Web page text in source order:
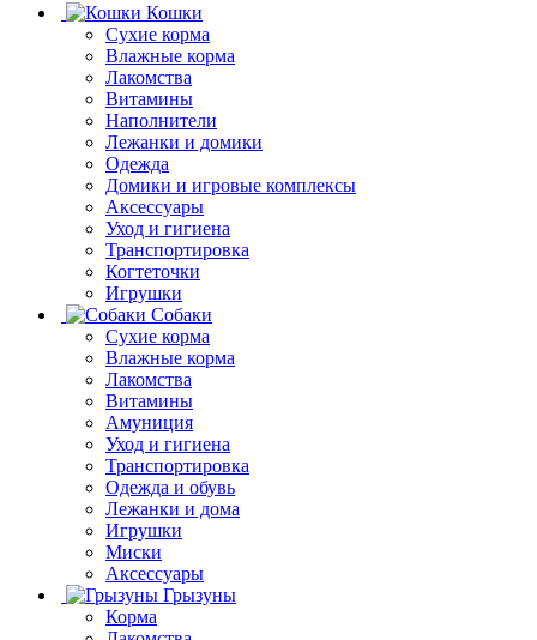
Кошки
Сухие корма
Влажные корма
Лакомства
Витамины
Наполнители
Лежанки и домики
Одежда
Домики и игровые комплексы
Аксессуары
Уход и гигиена
Транспортировка
Когтеточки
Игрушки
Собаки
Сухие корма
Влажные корма
Лакомства
Витамины
Амуниция
Уход и гигиена
Транспортировка
Одежда и обувь
Лежанки и дома
Игрушки
Миски
Аксессуары
Грызуны
Корма